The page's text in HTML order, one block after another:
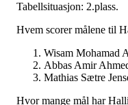
Tabellsituasjon: 2.plass.
Hvem scorer målene til
Wisam Mohamad
Abbas Amir
Mathias Sætre
Hvor mange mål har